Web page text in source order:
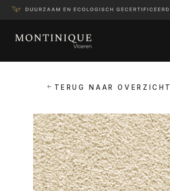
TERUG NAAR OVERZICHT